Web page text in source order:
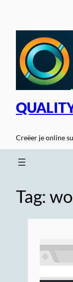
inhoud
Creëer je online
Tag: